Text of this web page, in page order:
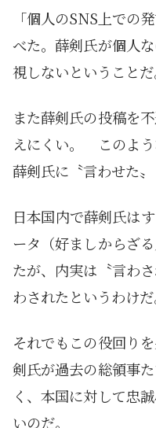
「個人のSNS上での
べた。薛剣氏が個人
視しないということだ
また薛剣氏の投稿を
えにくい。 このよ
薛剣氏に〝言わせた〟
日本国内で薛剣氏は
ータ（好ましからざ
たが、内実は〝言わ
わされたというわけだ
それでもこの役回り
剣氏が過去の総領事
く、本国に対して忠
いのだ。